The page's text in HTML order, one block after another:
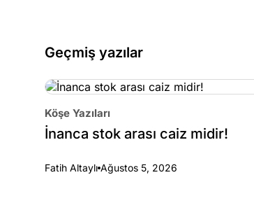
Geçmiş yazılar
Köşe Yazıları
İnanca stok arası caiz midir!
Fatih Altaylı Ağustos 5, 2026